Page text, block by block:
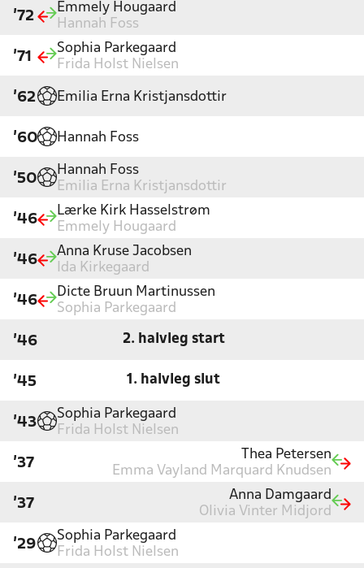
'72
Emmely Hougaard
Hannah Foss
'71
Sophia Parkegaard
Frida Holst Nielsen
'62 Emilia Erna Kristjansdottir
'60 Hannah Foss
'50
Hannah Foss
Emilia Erna Kristjansdottir
'46
Lærke Kirk Hasselstrøm
Emmely Hougaard
'46
Anna Kruse Jacobsen
Ida Kirkegaard
'46
Dicte Bruun Martinussen
Sophia Parkegaard
'46 2. halvleg start
'45 1. halvleg slut
'43
Sophia Parkegaard
Frida Holst Nielsen
'37
Thea Petersen
Emma Vayland Marquard Knudsen
'37
Anna Damgaard
Olivia Vinter Midjord
'29
Sophia Parkegaard
Frida Holst Nielsen